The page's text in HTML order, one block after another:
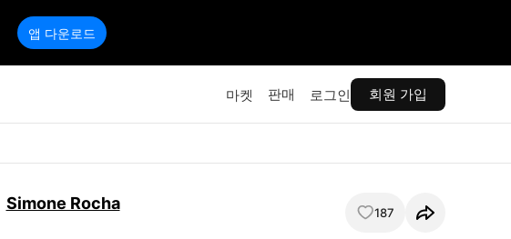
앱 다운로드
마켓 판매 로그인 회원 가입
Simone Rocha 187